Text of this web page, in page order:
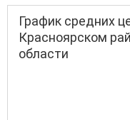
График средних
Красноярском
области